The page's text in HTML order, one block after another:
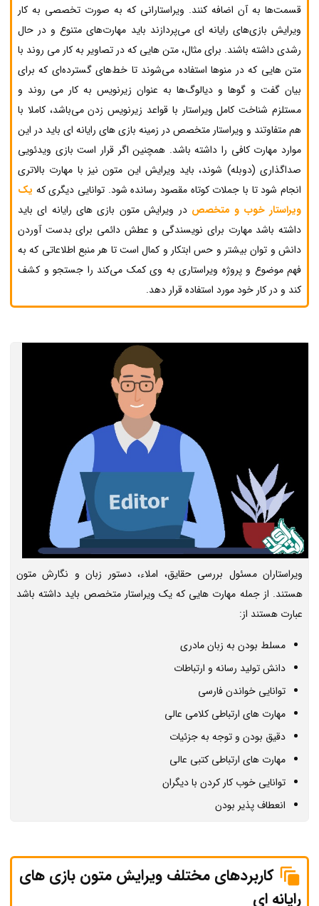
قسمت‌ها به آن اضافه کنند. ویراستارانی که به صورت تخصصی به کار
ویرایش بازی‌های رایانه ای می‌پردازند باید مهارت‌های متنوع و در حال
رشدی داشته باشند. برای مثال، متن هایی که در تصاویر به کار می روند با
متن هایی که در منوها استفاده می‌شوند تا خط‌های گسترده‌ای که برای
بیان گفت و گوها و دیالوگ‌ها به عنوان زیرنویس به کار می روند و
مستلزم شناخت کامل ویراستار با قواعد زیرنویس زدن می‌باشد، کاملا با
هم متفاوتند و ویراستار متخصص در زمینه بازی های رایانه ای باید در این
موارد مهارت کافی را داشته باشد. همچنین اگر قرار است بازی ویدئویی
صداگذاری (دوبله) شوند، باید ویرایش این متون نیز با مهارت بالاتری
انجام شود تا با جملات کوتاه مقصود رسانده شود. توانایی دیگری که یک
ویراستار خوب و متخصصدر ویرایش متون بازی های رایانه ای باید
داشته باشد مهارت برای نویسندگی و عطش دائمی برای بدست آوردن
دانش و توان بیشتر و حس ابتکار و کمال است تا هر منبع اطلاعاتی که به
فهم موضوع و پروژه ویراستاری به وی کمک می‌کند را جستجو و کشف
کند و در کار خود مورد استفاده قرار دهد.
ویراستاران مسئول بررسی حقایق، املاء، دستور زبان و نگارش متون
هستند. از جمله مهارت هایی که یک ویراستار متخصص باید داشته باشد
عبارت هستند از:
مسلط بودن به زبان مادری
دانش تولید رسانه و ارتباطات
توانایی خواندن فارسی
مهارت های ارتباطی کلامی عالی
دقیق بودن و توجه به جزئیات
مهارت های ارتباطی کتبی عالی
توانایی خوب کار کردن با دیگران
انعطاف پذیر بودن
کاربردهای مختلف ویرایش متون بازی های
رایانه ای